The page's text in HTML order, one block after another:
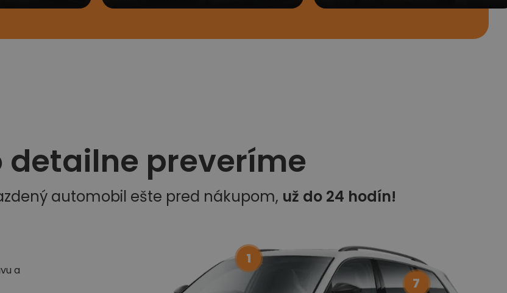
detailne preveríme
automobil ešte pred nákupom, už do 24 hodín!
a
1
7